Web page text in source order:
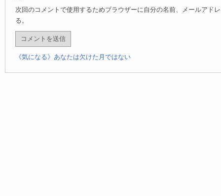
次回のコメントで使用するためブラウザーに自分の名前、メールアド
る。
《気になる》あなたは欠けた月ではない